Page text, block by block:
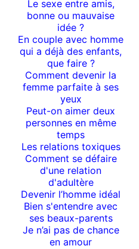
Le sexe entre amis,
bonne ou mauvaise
idée ?
En couple avec homme
qui a déjà des enfants,
que faire ?
Comment devenir la
femme parfaite à ses
yeux
Peut-on aimer deux
personnes en même
temps
Les relations toxiques
Comment se défaire
d'une relation
d'adultère
Devenir l’homme idéal
Bien s'entendre avec
ses beaux-parents
Je n’ai pas de chance
en amour